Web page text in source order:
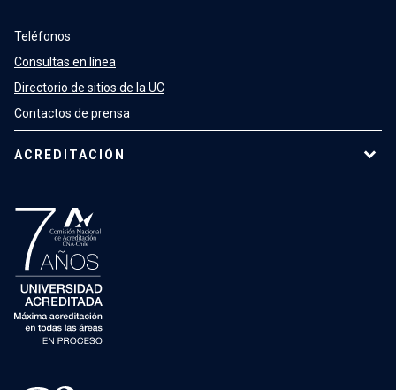
Teléfonos
Consultas en línea
Directorio de sitios de la UC
Contactos de prensa
ACREDITACIÓN